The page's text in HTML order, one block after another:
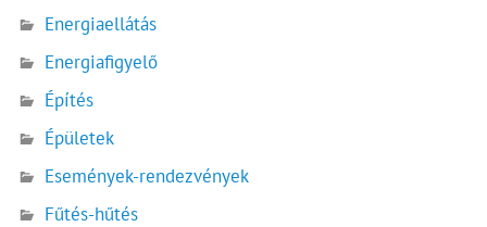
Energiaellátás
Energiafigyelő
Építés
Épületek
Események-rendezvények
Fűtés-hűtés